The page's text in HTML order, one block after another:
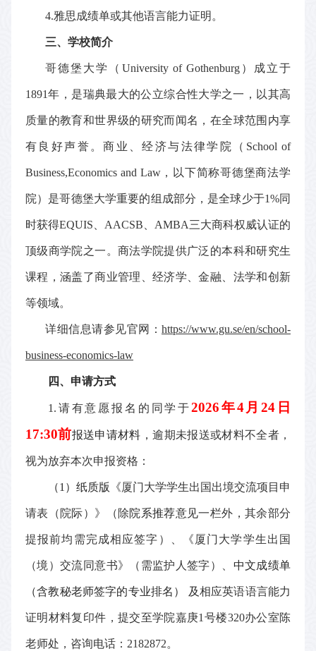
4.雅思成绩单或其他语言能力证明 。
三、学校简介
哥德堡大学（ University of Gothenburg）成立于
1891年，是瑞典最大的公立综合性大学之一，以其高
质量的教育和世界级的研究而闻名，在全球范围内享
有良好声誉。商业、经济与法律学院（ School of
Business,Economics and Law，以下简称哥德堡商法学
院）是哥德堡大学重要的组成部分，是全球少于1%同
时获得EQUIS AACSB AMBA三大商科权威认证的
顶级商学院之一。商法学院提供广泛的本科和研究生
课程，涵盖了商业管理、经济学、金融、法学和创新
等领域。
详细信息请参见官网： https://www.gu.se/en/school-
business-economics-law
四、申请方式
1. 请有意愿报名的同学于2026年4月24 日
17:30前报送申请材料，逾期未报送或材料不全者，
视为放弃本次申报资格：
（1 ）纸质版 《厦门大学学生出国出境交流项目申
请表（院际）》 （ 除院系推荐意见一栏外，其余部分
提报前均需完成相应签字 ） 《厦门大学学生出国
（境）交流同意书》 （ 需监护人签字）、 中文成绩单
（含教秘老师签字的专业排名 ） 及相应英语语言能力
证明材料复印件， 提交至学院嘉庚1 号楼320办公室陈
老师处，咨询电话： 2182872。